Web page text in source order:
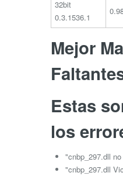
32bit
0.3.1536.1
Mejor
Estas
los
"cnbp_297.dll
"cnbp_297.dll